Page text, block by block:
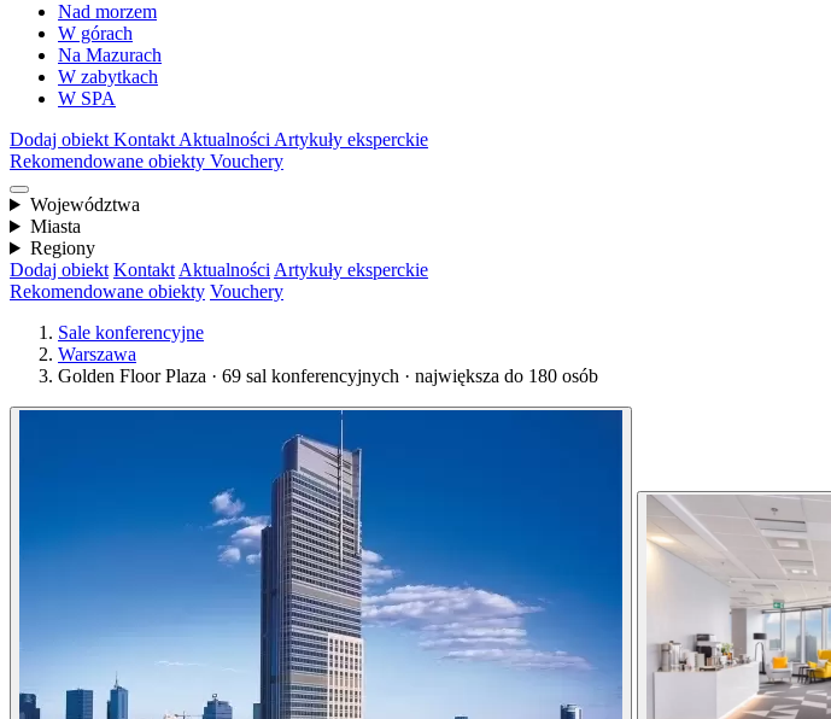
Nad morzem
W górach
Na Mazurach
W zabytkach
W SPA
Dodaj obiekt Kontakt Aktualności Artykuły eksperckie
Rekomendowane obiekty Vouchery
Województwa
Miasta
Regiony
Dodaj obiekt Kontakt Aktualności Artykuły eksperckie
Rekomendowane obiekty Vouchery
Sale konferencyjne
Warszawa
Golden Floor Plaza · 69 sal konferencyjnych · największa do 180 osób